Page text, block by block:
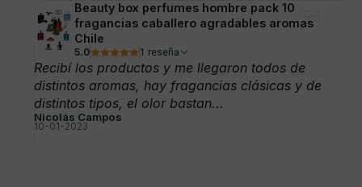
Beauty box perfumes hombre pack 10
fragancias caballero agradables aromas
Chile
5.0 1 reseña
Recibí los productos y me llegaron todos de
distintos aromas, hay fragancias clásicas y de
distintos tipos, el olor bastan...
Nicolás Campos
10-01-2023